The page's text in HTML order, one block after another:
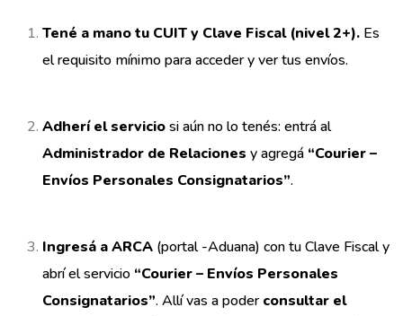
Tené a mano tu CUIT y Clave Fiscal (nivel 2+). Es
el requisito mínimo para acceder y ver tus envíos.
Adherí el serviciosi aún no lo tenés: entrá al
Administrador de Relaciones y agregá “Courier –
Envíos Personales Consignatarios”.
Ingresá a ARCA (portal -Aduana) con tu Clave Fiscal y
abrí el servicio “Courier – Envíos Personales
Consignatarios”. Allí vas a poderconsultar el